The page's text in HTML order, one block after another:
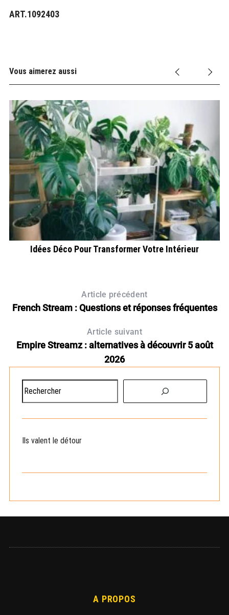
ART.1092403
Vous aimerez aussi
Idées Déco Pour Transformer Votre Intérieur
Article précédent
French Stream : Questions et réponses fréquentes
Article suivant
Empire Streamz : alternatives à découvrir 5 août
2026
e
h
rIls valent le détour
A PROPOS